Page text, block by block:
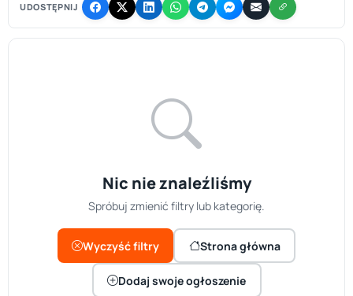
UDOSTĘPNIJ
Nic nie znaleźliśmy
Spróbuj zmienić filtry lub kategorię.
Wyczyść filtry Strona główna
Dodaj swoje ogłoszenie